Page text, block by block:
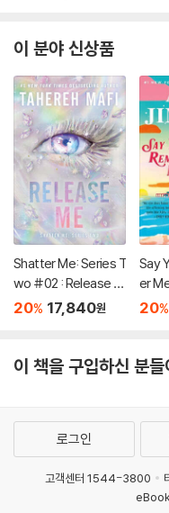
이 분야 신상품
Shatter Me: Series T
wo #02 : Release M
e
20% 17,840원
Say
er
20%
이 책을 구입하신 분
로그인
고객센터 1544-3800
eBook